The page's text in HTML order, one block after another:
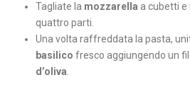
Tagliate la mozzarella a cubetti e i
quattro parti.
Una volta raffreddata la pasta,
basilico fresco aggiungendo un
d’oliva.